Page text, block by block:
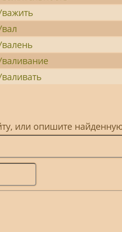
или опишите